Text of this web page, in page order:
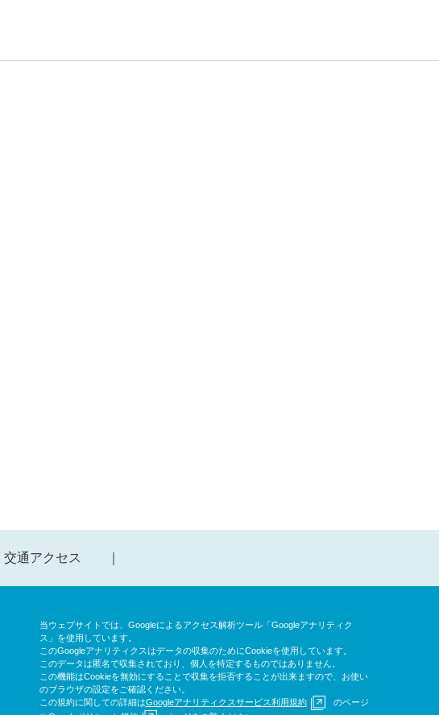
交通アクセス
当ウェブサイトでは、Googleによるアクセス解析ツール「Googleアナリティク
ス」を使用しています。
このGoogleアナリティクスはデータの収集のためにCookieを使用しています。
このデータは匿名で収集されており、個人を特定するものではありません。
この機能はCookieを無効にすることで収集を拒否することが出来ますので、お使い
のブラウザの設定をご確認ください。
この規約に関しての詳細はGoogleアナリティクスサービス利用規約
のページ